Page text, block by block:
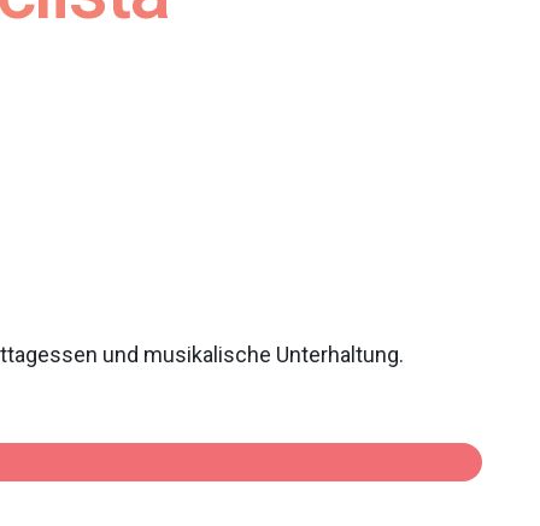
und musikalische Unterhaltung.